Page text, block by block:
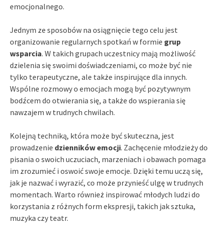
emocjonalnego.
Jednym ze sposobów na osiągnięcie tego celu jest
organizowanie regularnych spotkań w formie grup
wsparcia. W takich grupach uczestnicy mają możliwość
dzielenia się swoimi doświadczeniami, co może być nie
tylko terapeutyczne, ale także inspirujące dla innych.
Wspólne rozmowy o emocjach mogą być pozytywnym
bodźcem do otwierania się, a także do wspierania się
nawzajem w trudnych chwilach.
Kolejną techniką, która może być skuteczna, jest
prowadzenie dzienników emocji. Zachęcenie młodzieży do
pisania o swoich uczuciach, marzeniach i obawach pomaga
im zrozumieć i oswoić swoje emocje. Dzięki temu uczą się,
jak je nazwać i wyrazić, co może przynieść ulgę w trudnych
momentach. Warto również inspirować młodych ludzi do
korzystania z różnych form ekspresji, takich jak sztuka,
muzyka czy teatr.